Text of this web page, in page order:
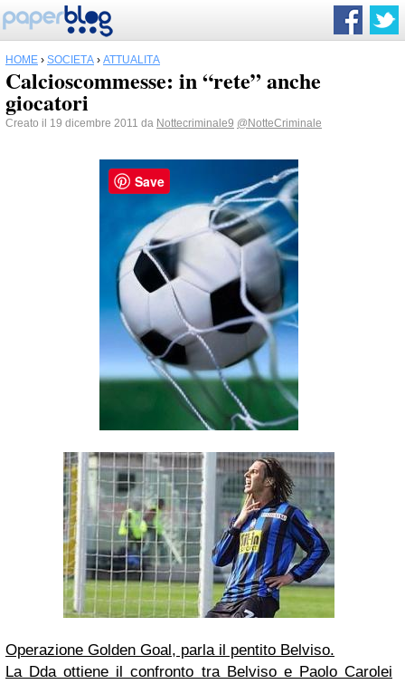
HOME › SOCIETÀ › ATTUALITÀ
Calcioscommesse: in “rete” anche
giocatori
Creato il 19 dicembre 2011 da Nottecriminale9 @NotteCriminale
Operazione Golden Goal, parla il pentito Belviso.
La Dda ottiene il confronto tra Belviso e Paolo Carolei
Save